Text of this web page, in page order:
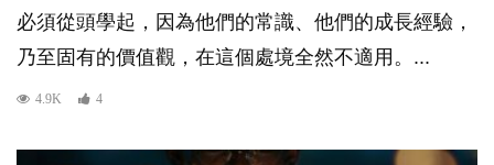
必須從頭學起，因為他們的常識、他們的成長經驗，
乃至固有的價值觀，在這個處境全然不適用。...
4.9K 4